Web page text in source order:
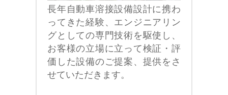
長年自動車溶接設備設計に携わ
ってきた経験、エンジニアリン
グとしての専門技術を駆使し、
お客様の立場に立って検証・評
価した設備のご提案、提供をさ
せていただきます。